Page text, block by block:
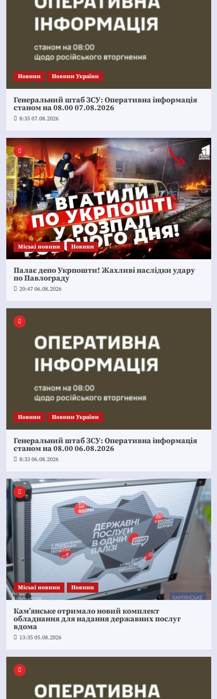
Новини Новини України
Генеральний штаб ЗСУ: Оперативна інформація
станом на 08.00 07.08.2026
8:35 07.08.2026
Mіські новини Новини
Палає депо Укрпошти! Жахливі наслідки удару
по Павлограду
20:47 06.08.2026
Новини Новини України
Генеральний штаб ЗСУ: Оперативна інформація
станом на 08.00 06.08.2026
8:33 06.08.2026
Mіські новини Новини
Кам’янське отримало новий комплект
обладнання для надання державних послуг
вдома
13:35 05.08.2026